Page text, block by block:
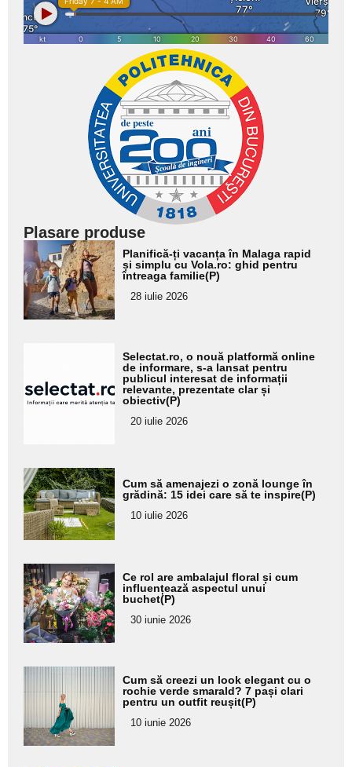
Plasare produse
Adaugă
aici textul
pentru
subtitlu
Planifică-ți vacanța în Malaga rapid
și simplu cu Vola.ro: ghid pentru
întreaga familie(P)
28 iulie 2026
pentru
subtitlu
Selectat.ro, o nouă platformă online
de informare, s-a lansat pentru
publicul interesat de informații
relevante, prezentate clar și
obiectiv(P)
20 iulie 2026
Adaugă
aici textul
pentru
subtitlu
Cum să amenajezi o zonă lounge în
grădină: 15 idei care să te inspire(P)
10 iulie 2026
Adaugă
aici textul
pentru
subtitlu
Ce rol are ambalajul floral și cum
influențează aspectul unui
buchet(P)
30 iunie 2026
Adaugă
aici textul
pentru
subtitlu
Cum să creezi un look elegant cu o
rochie verde smarald? 7 pași clari
pentru un outfit reușit(P)
10 iunie 2026